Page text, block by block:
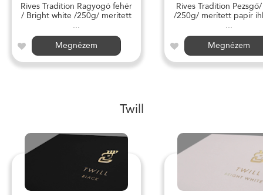
Rives Tradition Ragyogó fehér
/ Bright white /250g/ merített
...
Megnézem
Rives Tradition
/250g/ merített papír
...
Megnézem
Twill